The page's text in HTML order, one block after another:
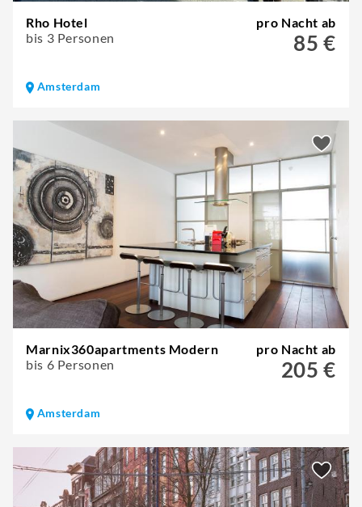
Rho Hotel
bis 3 Personen
pro Nacht ab
85 €
Amsterdam
Marnix360apartments Modern
bis 6 Personen
pro Nacht ab
205 €
Amsterdam